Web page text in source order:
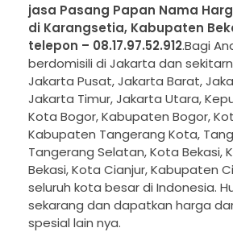
jasa Pasang Papan Nama
di Karangsetia, Kabupaten
telepon – 08.17.97.52.912.Bagi
berdomisili di Jakarta dan
Jakarta Pusat, Jakarta Barat,
Jakarta Timur, Jakarta Utara,
Kota Bogor, Kabupaten Bogor,
Kabupaten Tangerang Kota,
Tangerang Selatan, Kota Bekasi,
Bekasi, Kota Cianjur, Kabupaten
seluruh kota besar di Indonesia.
sekarang dan dapatkan harga
spesial lain nya.